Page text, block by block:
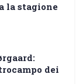
la stagione
dei